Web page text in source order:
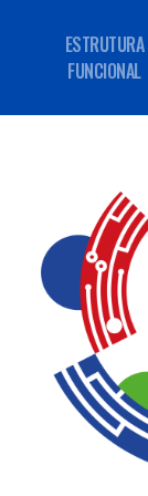
ESTRUTURA
FUNCIONAL